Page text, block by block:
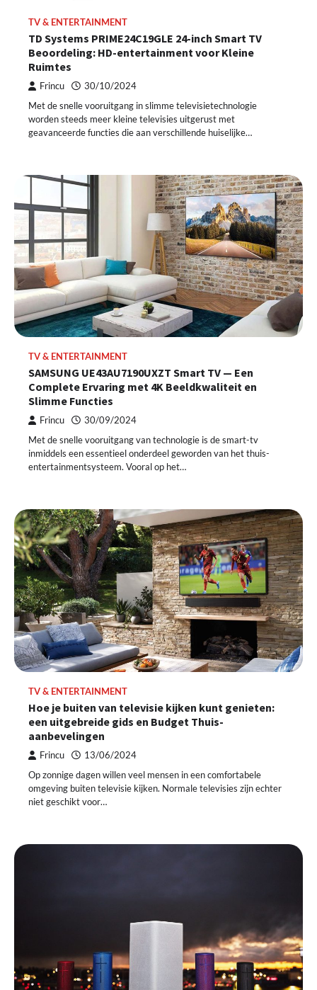
TV & ENTERTAINMENT
TD Systems PRIME24C19GLE 24-inch Smart TV
Beoordeling: HD-entertainment voor Kleine
Ruimtes
Frincu 30/10/2024
Met de snelle vooruitgang in slimme televisietechnologie
worden steeds meer kleine televisies uitgerust met
geavanceerde functies die aan verschillende huiselijke…
TV & ENTERTAINMENT
SAMSUNG UE43AU7190UXZT Smart TV — Een
Complete Ervaring met 4K Beeldkwaliteit en
Slimme Functies
Frincu 30/09/2024
Met de snelle vooruitgang van technologie is de smart-tv
inmiddels een essentieel onderdeel geworden van het thuis-
entertainmentsysteem. Vooral op het…
TV & ENTERTAINMENT
Hoe je buiten van televisie kijken kunt genieten:
een uitgebreide gids en Budget Thuis-
aanbevelingen
Frincu 13/06/2024
Op zonnige dagen willen veel mensen in een comfortabele
omgeving buiten televisie kijken. Normale televisies zijn echter
niet geschikt voor…